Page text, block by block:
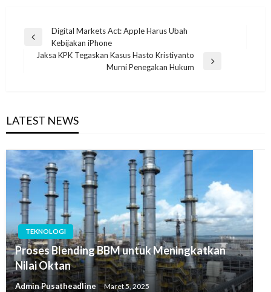
Navigasi
pos
Previous
Post
Digital Markets Act: Apple Harus Ubah
Kebijakan iPhone
Jaksa KPK Tegaskan Kasus Hasto Kristiyanto
Murni Penegakan Hukum
LATEST NEWS
TEKNOLOGI
Proses Blending BBM untuk Meningkatkan
Nilai Oktan
Admin Pusatheadline Maret 5, 2025